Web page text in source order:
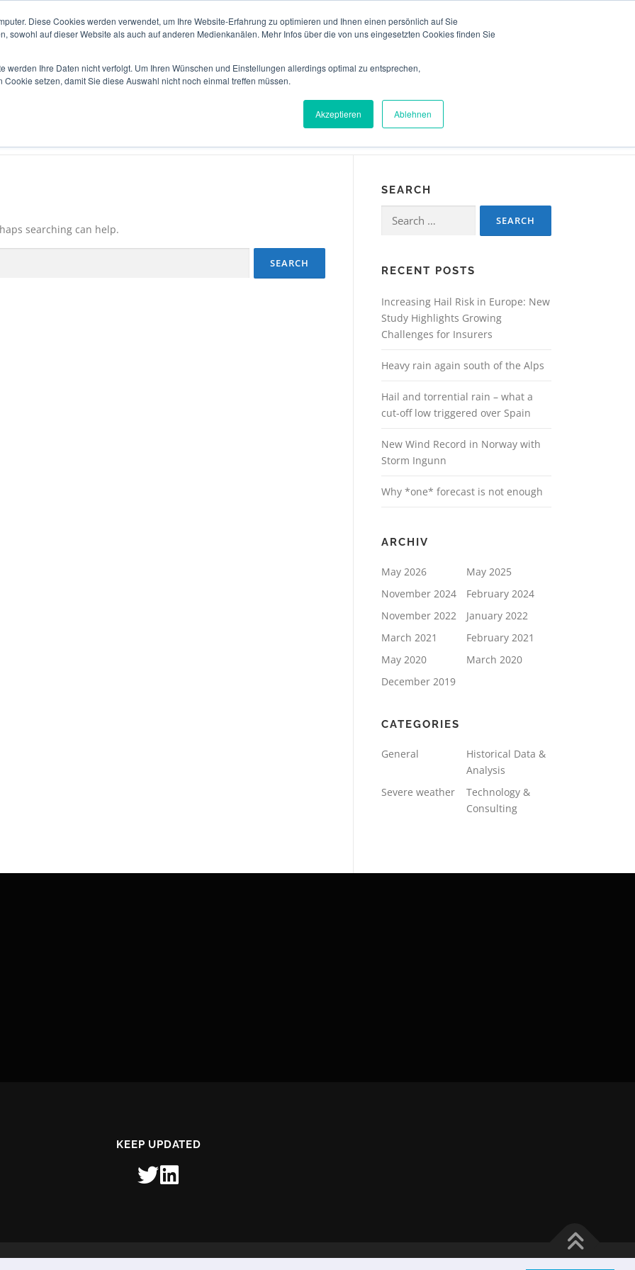
Diese Cookies werden verwendet, um Ihre Website-Erfahrung zu optimieren und Ihnen einen persönlich auf Sie
sowohl auf dieser Website als auch auf anderen Medienkanälen. Mehr Infos über die von uns eingesetzten Cookies finden Sie
werden Ihre Daten nicht verfolgt. Um Ihren Wünschen und Einstellungen allerdings optimal zu entsprechen,
setzen, damit Sie diese Auswahl nicht noch einmal treffen müssen.
Akzeptieren Ablehnen
INSURANCE VERIFICATION TECHNOLOGY TEAM NEWS CONTACT
searching can help.
SEARCH
for:
RECENT POSTS
Increasing Hail Risk in Europe: New
Study Highlights Growing
Challenges for Insurers
Heavy rain again south of the Alps
Hail and torrential rain – what a
cut-off low triggered over Spain
New Wind Record in Norway with
Storm Ingunn
Why *one* forecast is not enough
ARCHIV
May 2026
May 2025
November 2024
February 2024
November 2022
January 2022
March 2021
February 2021
May 2020
March 2020
December 2019
CATEGORIES
General
Historical Data &
Analysis
Severe weather
Technology &
Consulting
KEEP UPDATED